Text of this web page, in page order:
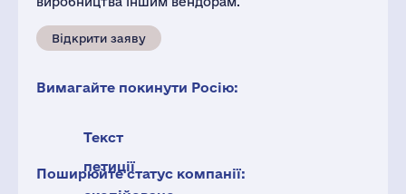
Відкрити заяву
Вимагайте покинути Росію:
Текст
петиції
Поширюйте статус компанії: